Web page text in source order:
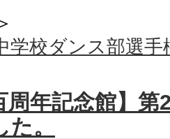
学校ダンス部選手
周年記念館】
。